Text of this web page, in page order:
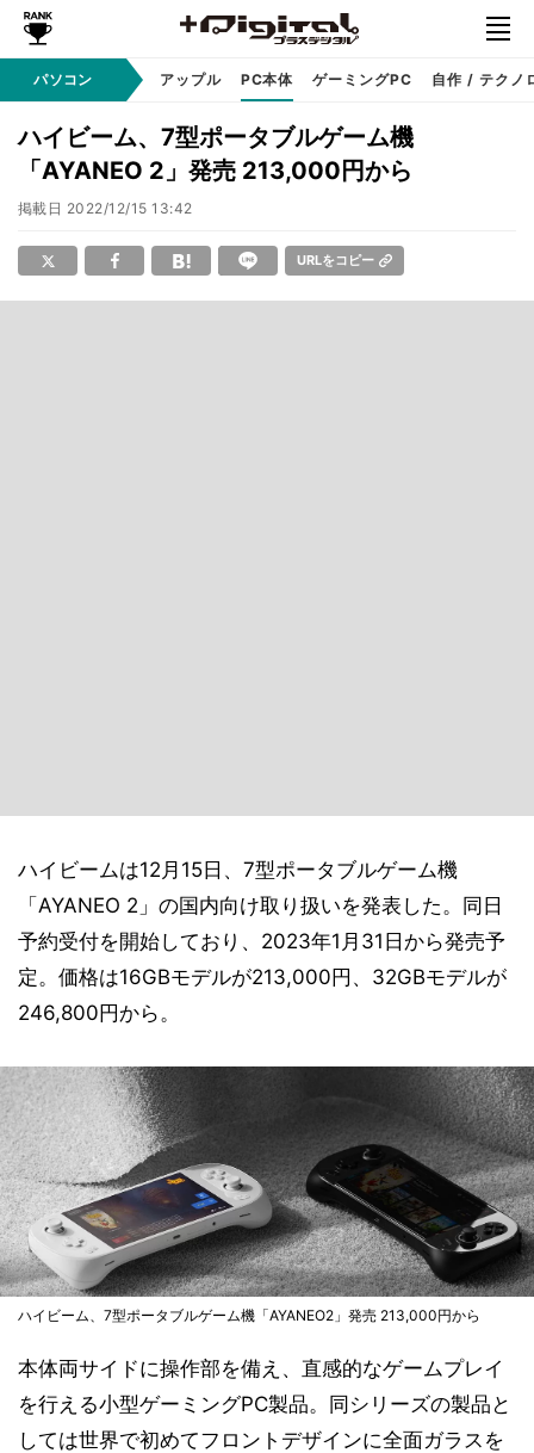
パソコンWindows アップル PC本体 ゲーミングPC 自作 / テクノ
ハイビーム、7型ポータブルゲーム機
「AYANEO 2」発売 213,000円から
掲載日 2022/12/15 13:42
URLをコピー
ハイビームは12月15日、7型ポータブルゲーム機
「AYANEO 2」の国内向け取り扱いを発表した。同日
予約受付を開始しており、2023年1月31日から発売予
定。価格は16GBモデルが213,000円、32GBモデルが
246,800円から。
ハイビーム、7型ポータブルゲーム機「AYANEO2」発売 213,000円から
本体両サイドに操作部を備え、直感的なゲームプレイ
を行える小型ゲーミングPC製品。同シリーズの製品と
しては世界で初めてフロントデザインに全面ガラスを